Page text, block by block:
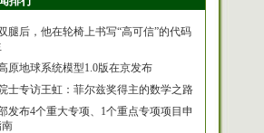
腿后，他在轮椅上书写“高可信”的代码
原地球系统模型1.0版在京发布
士专访王虹：菲尔兹奖得主的数学之路
发布4个重大专项、1个重点专项项目申